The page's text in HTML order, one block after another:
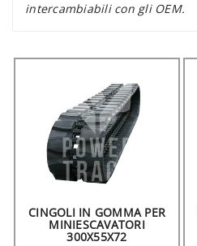
intercambiabili con gli OEM.
CINGOLI IN GOMMA PER
MINIESCAVATORI
300X55X72